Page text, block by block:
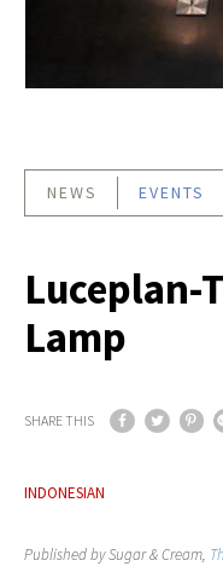
NEWS EVENTS
Luceplan-
Lamp
SHARE THIS
INDONESIAN
Published by Sugar & Cream,